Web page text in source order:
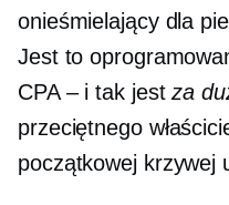
onieśmielający dla
Jest to
CPA – i tak jestza
przeciętnego
początkowej krzywej